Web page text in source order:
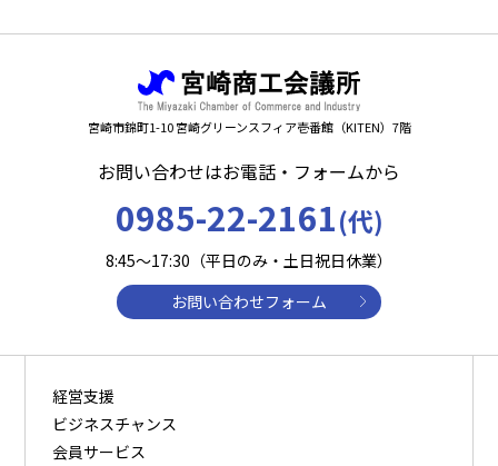
宮崎市錦町1-10 宮崎グリーンスフィア壱番館（KITEN）7階
お問い合わせはお電話・フォームから
0985-22-2161(代)
8:45～17:30（平日のみ・土日祝日休業）
お問い合わせフォーム
経営支援
ビジネスチャンス
会員サービス